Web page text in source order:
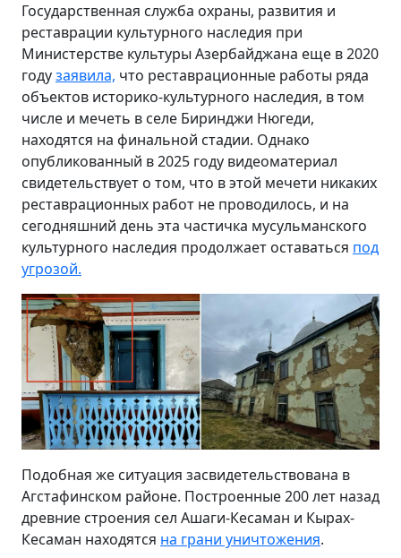
Государственная служба охраны, развития и
реставрации культурного наследия при
Министерстве культуры Азербайджана еще в 2020
годузаявила, что реставрационные работы ряда
объектов историко-культурного наследия, в том
числе и мечеть в селе Биринджи Нюгеди,
находятся на финальной стадии. Однако
опубликованный в 2025 году видеоматериал
свидетельствует о том, что в этой мечети никаких
реставрационных работ не проводилось, и на
сегодняшний день эта частичка мусульманского
культурного наследия продолжает оставаться под
угрозой.
Подобная же ситуация засвидетельствована в
Агстафинском районе. Построенные 200 лет назад
древние строения сел Ашаги-Кесаман и Кырах-
Кесаман находятся на грани уничтожения.